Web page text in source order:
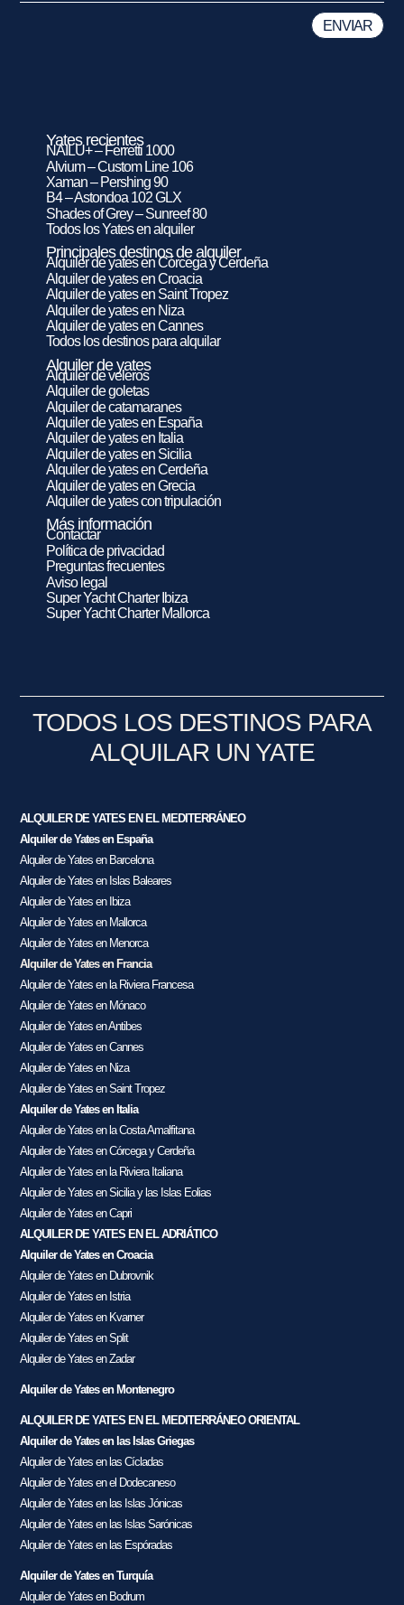
Yates recientes
NAILU+ – Ferretti 1000
Alvium – Custom Line 106
Xaman – Pershing 90
B4 – Astondoa 102 GLX
Shades of Grey – Sunreef 80
Todos los Yates en alquiler
Principales destinos de alquiler
Alquiler de yates en Córcega y Cerdeña
Alquiler de yates en Croacia
Alquiler de yates en Saint Tropez
Alquiler de yates en Niza
Alquiler de yates en Cannes
Todos los destinos para alquilar
Alquiler de yates
Alquiler de veleros
Alquiler de goletas
Alquiler de catamaranes
Alquiler de yates en España
Alquiler de yates en Italia
Alquiler de yates en Sicilia
Alquiler de yates en Cerdeña
Alquiler de yates en Grecia
Alquiler de yates con tripulación
Más información
Contactar
Política de privacidad
Preguntas frecuentes
Aviso legal
Super Yacht Charter Ibiza
Super Yacht Charter Mallorca
TODOS LOS DESTINOS PARA
ALQUILAR UN YATE
ALQUILER DE YATES EN EL MEDITERRÁNEO
Alquiler de Yates en España
Alquiler de Yates en Barcelona
Alquiler de Yates en Islas Baleares
Alquiler de Yates en Ibiza
Alquiler de Yates en Mallorca
Alquiler de Yates en Menorca
Alquiler de Yates en Francia
Alquiler de Yates en la Riviera Francesa
Alquiler de Yates en Mónaco
Alquiler de Yates en Antibes
Alquiler de Yates en Cannes
Alquiler de Yates en Niza
Alquiler de Yates en Saint Tropez
Alquiler de Yates en Italia
Alquiler de Yates en la Costa Amalfitana
Alquiler de Yates en Córcega y Cerdeña
Alquiler de Yates en la Riviera Italiana
Alquiler de Yates en Sicilia y las Islas Eolias
Alquiler de Yates en Capri
ALQUILER DE YATES EN EL ADRIÁTICO
Alquiler de Yates en Croacia
Alquiler de Yates en Dubrovnik
Alquiler de Yates en Istria
Alquiler de Yates en Kvarner
Alquiler de Yates en Split
Alquiler de Yates en Zadar
Alquiler de Yates en Montenegro
ALQUILER DE YATES EN EL MEDITERRÁNEO ORIENTAL
Alquiler de Yates en las Islas Griegas
Alquiler de Yates en las Cícladas
Alquiler de Yates en el Dodecaneso
Alquiler de Yates en las Islas Jónicas
Alquiler de Yates en las Islas Sarónicas
Alquiler de Yates en las Espóradas
Alquiler de Yates en Turquía
Alquiler de Yates en Bodrum